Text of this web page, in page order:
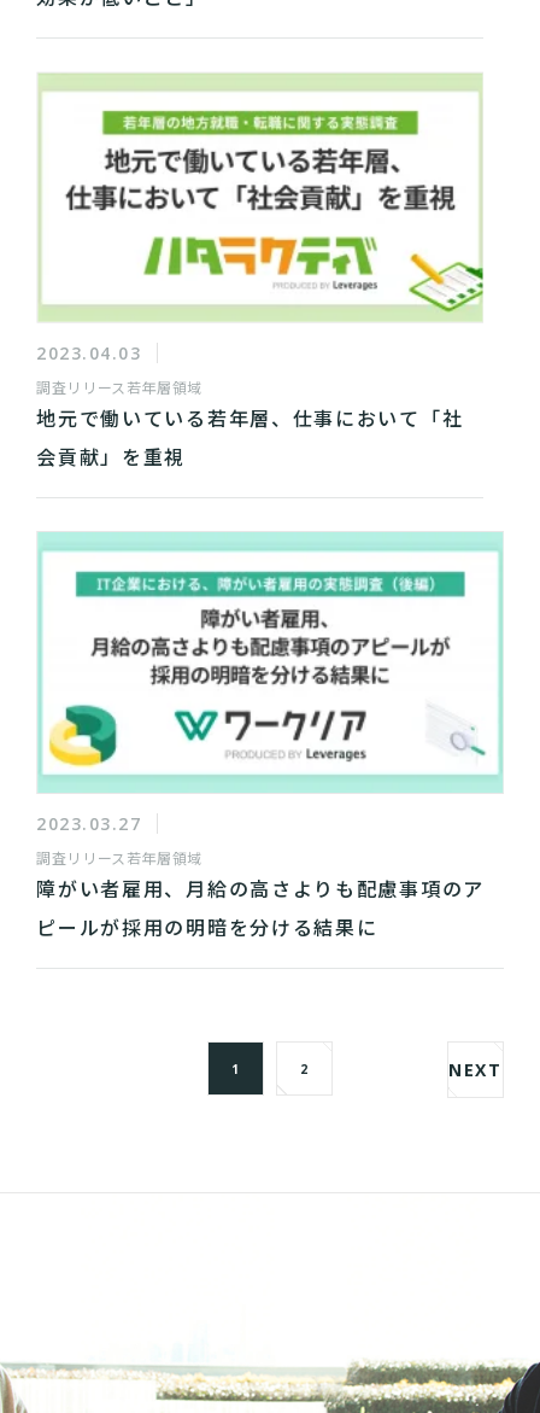
2023.04.03
調査リリース 若年層領域
地元で働いている若年層、仕事において「社
会貢献」を重視
2023.03.27
調査リリース 若年層領域
障がい者雇用、月給の高さよりも配慮事項のア
ピールが採用の明暗を分ける結果に
1 2 NEXT